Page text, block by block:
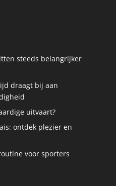
steeds belangrijker
draagt bij aan
uitvaart?
ontdek plezier en
voor sporters